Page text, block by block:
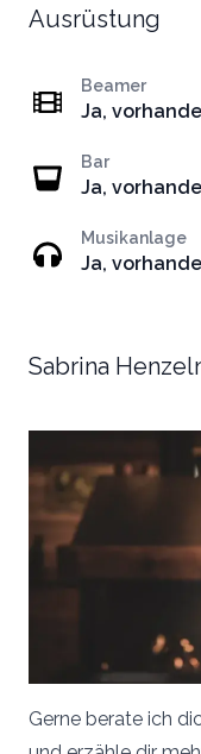
Ausrüstung
Beamer
Ja,
Bar
Ja,
Musikanlage
Ja,
Sabrina
Gerne berate ich